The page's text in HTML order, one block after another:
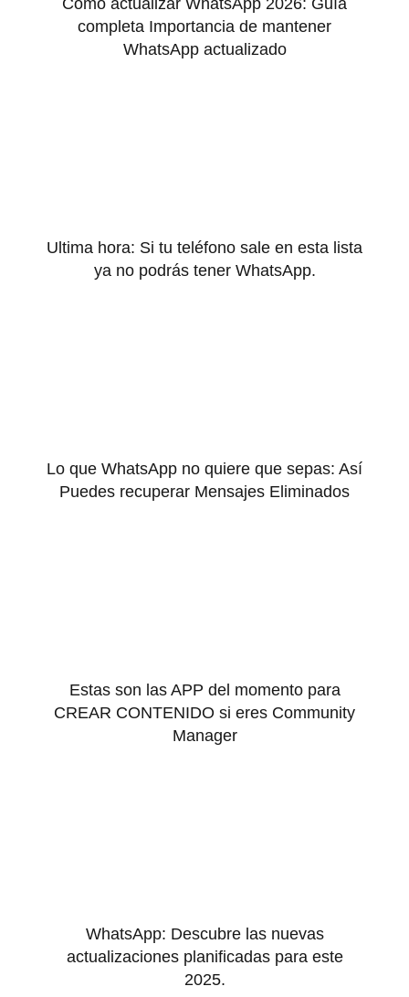
Cómo actualizar WhatsApp 2026: Guía
completa Importancia de mantener
WhatsApp actualizado
Ultima hora: Si tu teléfono sale en esta lista
ya no podrás tener WhatsApp.
Lo que WhatsApp no quiere que sepas: Así
Puedes recuperar Mensajes Eliminados
Estas son las APP del momento para
CREAR CONTENIDO si eres Community
Manager
WhatsApp: Descubre las nuevas
actualizaciones planificadas para este
2025.